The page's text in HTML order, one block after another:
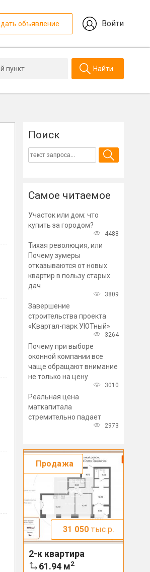
объявление Войти
Найти
Поиск
Самое читаемое
Участок или дом: что
купить за городом?
4488
Тихая революция, или
Почему зумеры
отказываются от новых
квартир в пользу старых
дач
3809
Завершение
строительства проекта
«Квартал-парк УЮТный»
3264
Почему при выборе
оконной компании все
чаще обращают внимание
не только на цену
3010
Реальная цена
маткапитала
стремительно падает
2973
Продажа
31 050 тыс.р.
2-к квартира
61.94 м2